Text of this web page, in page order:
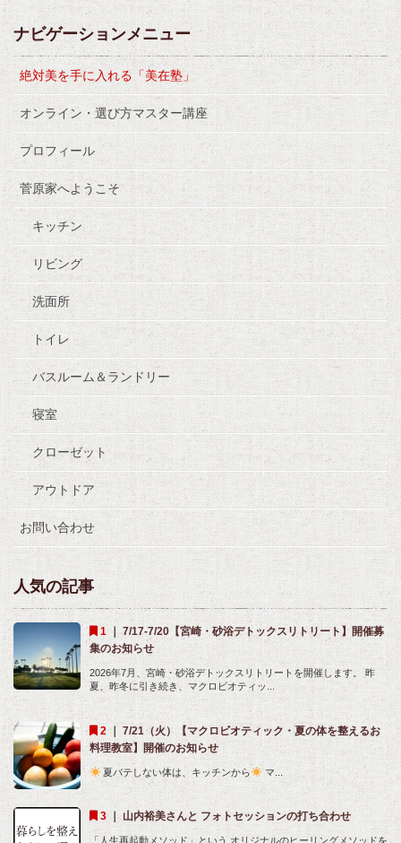
ナビゲーションメニュー
絶対美を手に入れる「美在塾」
オンライン・選び方マスター講座
プロフィール
菅原家へようこそ
キッチン
リビング
洗面所
トイレ
バスルーム＆ランドリー
寝室
クローゼット
アウトドア
お問い合わせ
人気の記事
7/17-7/20【宮崎・砂浴デトックスリトリート】開催募
集のお知らせ
2026年7月、宮崎・砂浴デトックスリトリートを開催します。 昨
夏、昨冬に引き続き、マクロビオティッ...
｜ 7/21（火）【マクロビオティック・夏の体を整えるお
料理教室】開催のお知らせ
夏バテしない体は、キッチンから マ...
山内裕美さんと フォトセッションの打ち合わせ
「人生再起動メソッド」という オリジナルのヒーリングメソッドを